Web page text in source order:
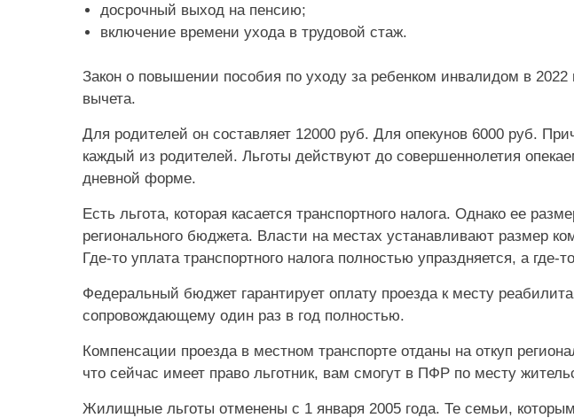
досрочный выход на пенсию;
включение времени ухода в трудовой стаж.
Закон о повышении пособия по уходу за ребенком инвалидом в 2022
вычета.
Для родителей он составляет 12000 руб. Для опекунов 6000 руб.
каждый из родителей. Льготы действуют до совершеннолетия
дневной форме.
Есть льгота, которая касается транспортного налога. Однако ее
регионального бюджета. Власти на местах устанавливают размер
Где-то уплата транспортного налога полностью упраздняется, а
Федеральный бюджет гарантирует оплату проезда к месту
сопровождающему один раз в год полностью.
Компенсации проезда в местном транспорте отданы на откуп
что сейчас имеет право льготник, вам смогут в ПФР по месту
Жилищные льготы отменены с 1 января 2005 года. Те семьи,